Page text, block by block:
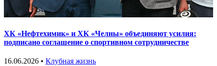
ХК «Нефтехимик» и ХК «Челны» объединяют усилия:
подписано соглашение о спортивном сотрудничестве
16.06.2026 • Клубная жизнь